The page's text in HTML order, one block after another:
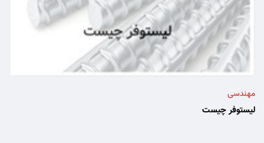
مهندسی
لیستوفر چیست